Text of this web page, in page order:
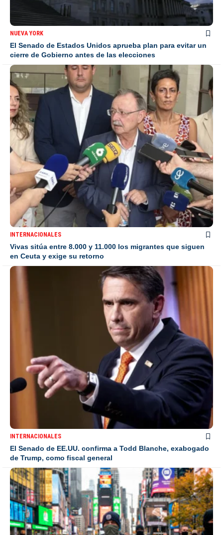
NUEVA YORK
El Senado de Estados Unidos aprueba plan para evitar un
cierre de Gobierno antes de las elecciones
INTERNACIONALES
Vivas sitúa entre 8.000 y 11.000 los migrantes que siguen
en Ceuta y exige su retorno
INTERNACIONALES
El Senado de EE.UU. confirma a Todd Blanche, exabogado
de Trump, como fiscal general